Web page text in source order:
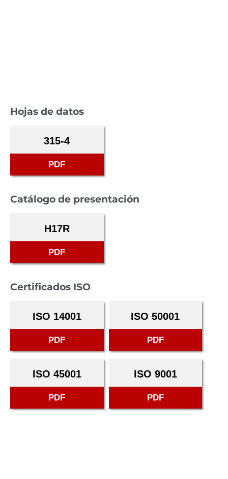
Hojas de datos
315-4
PDF
Catálogo de presentación
H17R
PDF
Certificados ISO
ISO 14001
PDF
ISO 50001
PDF
ISO 45001
PDF
ISO 9001
PDF